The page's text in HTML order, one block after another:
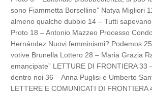
sono Fiammetta Borsellino” Natya Migliori
almeno qualche dubbio 14 – Tutti
Proto 18 – Antonio Mazzeo Processo
Hernández Nuovi femminismi? Podemos
votive Brunella Lottero 28 – Maria Grazia
emancipate” LETTURE DI FRONTIERA
dentro noi 36 – Anna Puglisi e Umberto
LETTERE E COMUNICATI DI